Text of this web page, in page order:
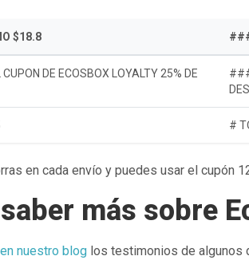
$18.8
DE ECOSBOX LOYALTY 25% DE
#
en cada envío y puedes usar el cupón
más sobre
nuestro blog los testimonios de